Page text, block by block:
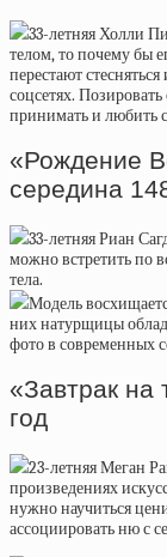
33-летняя Холли
телом, то почему бы
перестают
соцсетях.
принимать и любить
«Рождение
середина
33-летняя Риан
можно встретить по
тела.
Модель
них натурщицы
фото в современных
«Завтрак
год
23-летняя Меган
произведениях
нужно научиться
ассоциировать ню с